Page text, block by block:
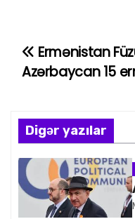
Y
z
ı
n
a
Ermənistan
Azərbaycan 15
Digər yazılar